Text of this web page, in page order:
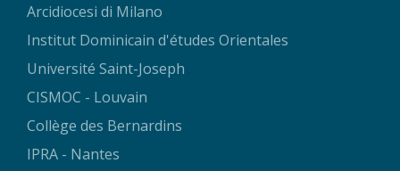
Arcidiocesi di Milano
Institut Dominicain d'études Orientales
Université Saint-Joseph
CISMOC - Louvain
Collège des Bernardins
IPRA - Nantes